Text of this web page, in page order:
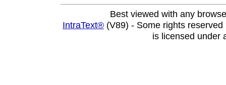
Best viewed with any
IntraText® (V89) - Some rights
is licensed under